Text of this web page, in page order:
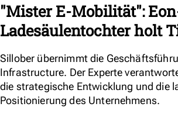
"Mister E-Mobilität":
Ladesäulentochter holt
Sillober übernimmt die
Infrastructure. Der Experte
die strategische Entwicklung und die
Positionierung des Unternehmens.